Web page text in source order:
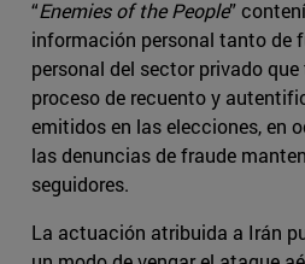
“Enemies of the People”
información personal tanto de
personal del sector privado
proceso de recuento y
emitidos en las elecciones, en
las denuncias de fraude
seguidores.
La actuación atribuida a Irán